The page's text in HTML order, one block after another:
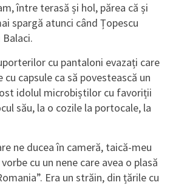
între terasă și hol, părea că și
spargă atunci când Țopescu
cu pantaloni evazați care
capsule ca să povestească un
idolul microbiștilor cu favoriții
său, la o cozile la portocale, la
ne ducea în cameră, taică-meu
cu un nene care avea o plasă
Era un străin, din țările cu